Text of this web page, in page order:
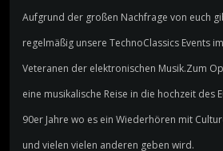
Aufgrund der großen Nachfrage von euch
regelmäßig unsere TechnoClassics Events
Veteranen der elektronischen Musik.Zum
eine musikalische Reise in die hochzeit des
90er Jahre wo es ein Wiederhören mit
und vielen vielen anderen geben wird.